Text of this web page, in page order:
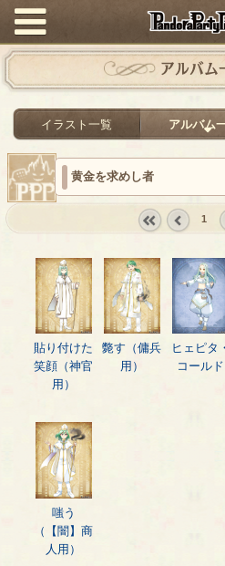
アルバム
イラスト一覧 アルバム
黄金を求めし者
prev
1
貼り付けた
笑顔（神官
用）
斃す（傭兵
用）
ヒェピタ・
コールド
嗤う
（【闇】商
人用）